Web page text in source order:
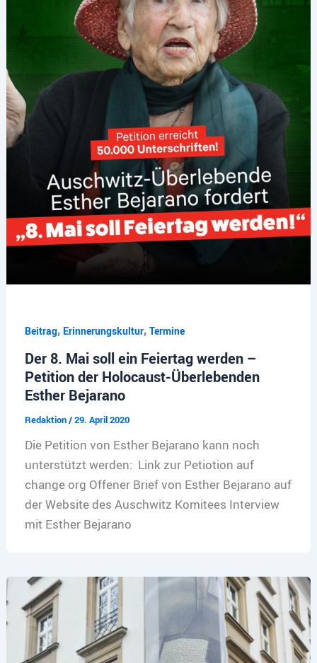
Beitrag, Erinnerungskultur, Termine
Der 8. Mai soll ein Feiertag werden –
Petition der Holocaust-Überlebenden
Esther Bejarano
Redaktion/29. April 2020
Die Petition von Esther Bejarano kann noch
unterstützt werden: Link zur Petiotion auf
change org Offener Brief von Esther Bejarano auf
der Website des Auschwitz Komitees Interview
mit Esther Bejarano